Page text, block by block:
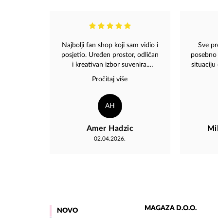
Najbolji fan shop koji sam vidio i
posjetio. Uređen prostor, odličan
i kreativan izbor suvenira.
Vrhunsko osoblje, jako susretljivo
i uvijek spremni objasniti i
pomoći. Jednostavno odlično.
Bravo za Tim Magaza
Pročitaj više
AH
Amer Hadzic
02.04.2026.
Sve
posebno
situaciju
malo
mi
imam
paket i
NOVO MAGAZA D.O.O.